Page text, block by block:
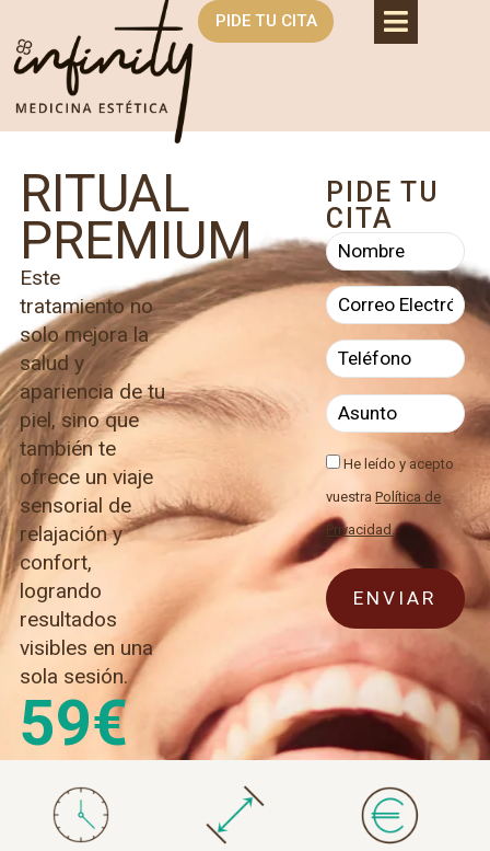
PIDE TU CITA
RITUAL
PREMIUM
Este
tratamiento no
solo mejora la
salud y
apariencia de tu
piel, sino que
también te
ofrece un viaje
sensorial de
relajación y
confort,
logrando
resultados
visibles en una
sola sesión.
59€
PIDE TU
CITA
He leído y acepto
vuestraPolítica de
Privacidad.